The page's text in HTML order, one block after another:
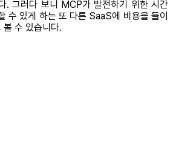
. 그러다 보니 MCP가 발전하기 위한 시간
수 있게 하는 또 다른 SaaS에 비용을 들이
볼 수 있습니다.